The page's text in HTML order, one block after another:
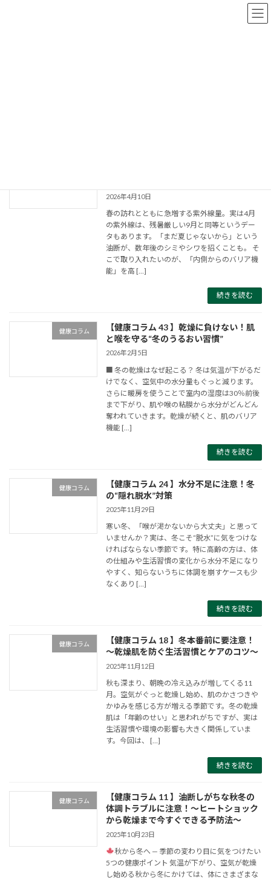
2026年4月10日
春の訪れとともに急増する紫外線量。実は4月
の紫外線は、残暑厳しい9月と同等というデー
タもあります。「まだ夏じゃないから」という
油断が、数年後のシミやシワを招くことも。 そ
こで取り入れたいのが、「内側からのバリア機
能」を高 […]
続きを読む
健康コラム
【健康コラム 43 】乾燥に負けない！肌
と喉を守る“冬のうるおい習慣”
2026年2月5日
■ 冬の乾燥はなぜ起こる？ 冬は気温が下がるだ
けでなく、空気中の水分量もぐっと減ります。
さらに暖房を使うことで室内の湿度は30％前後
まで下がり、肌や喉の粘膜から水分がどんどん
奪われていきます。乾燥が続くと、肌のバリア
機能 […]
続きを読む
健康コラム
【健康コラム 24 】水分不足に注意！冬
の“隠れ脱水”対策
2025年11月29日
寒い冬、「喉が渇かないから大丈夫」と思って
いませんか？実は、冬こそ“脱水”に気をつけな
ければならない季節です。特に高齢の方は、体
の仕組みや生活習慣の変化から水分不足になり
やすく、知らないうちに体調を崩すケースも少
なくあり […]
続きを読む
健康コラム
【健康コラム 18 】冬本番前に要注意！
～乾燥肌を防ぐ生活習慣とケアのコツ～
2025年11月12日
秋も深まり、朝晩の冷え込みが増してくる11
月。空気がぐっと乾燥し始め、肌のかさつきや
かゆみを感じる方が増える季節です。冬の乾燥
肌は「年齢のせい」と思われがちですが、実は
生活習慣や環境の影響も大きく関係していま
す。今回は、 […]
続きを読む
健康コラム
【健康コラム 11 】油断しがちな秋冬の
体調トラブルに注意！～ヒートショック
から乾燥まで今すぐできる予防法～
2025年10月23日
秋から冬へ — 季節の変わり目に気をつけたい
5つの健康ポイント 気温が下がり、空気が乾燥
し始める秋から冬にかけては、体にさまざまな